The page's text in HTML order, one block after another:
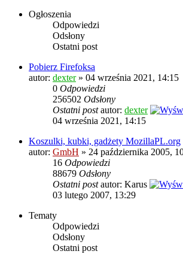
Ogłoszenia
Odpowiedzi
Odsłony
Ostatni post
Pobierz Firefoksa
autor: dexter» 04 września 2021, 14:15
0 Odpowiedzi
256502 Odsłony
Ostatni postautor: dexter
04 września 2021, 14:15
Koszulki, kubki, gadżety MozillaPL.org
autor: GmbH » 24 października 2005,
16 Odpowiedzi
88679 Odsłony
Ostatni postautor: Karus
03 lutego 2007, 13:29
Tematy
Odpowiedzi
Odsłony
Ostatni post